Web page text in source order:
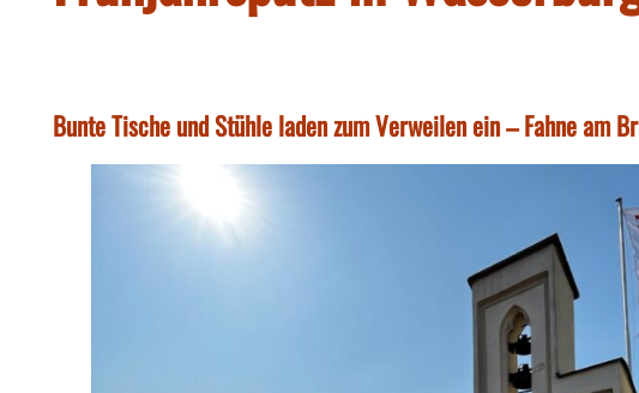
Bunte Tische und Stühle laden zum Verweilen ein – Fahne am